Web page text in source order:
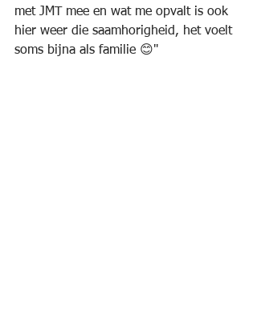
met JMT mee en wat me opvalt is ook
hier weer die saamhorigheid, het voelt
soms bijna als familie 😊"